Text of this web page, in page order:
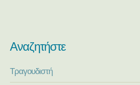
Αναζητήστε
Τραγουδιστή